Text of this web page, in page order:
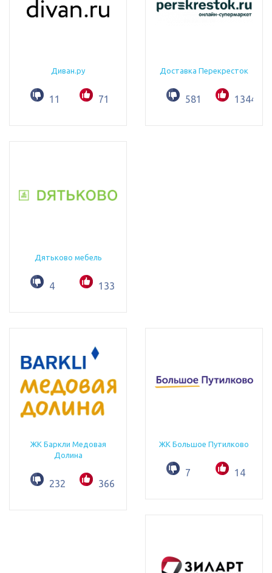
Диван.ру
11 71
Доставка Перекресток
581 1344
Дятьково мебель
4 133
ЖК Баркли Медовая
Долина
232 366
ЖК Большое Путилково
7 14